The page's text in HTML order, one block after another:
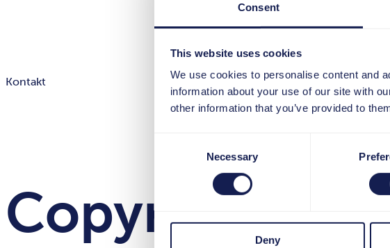
Consent
This website uses cookies
We use cookies to personalise content and
information about your use of our site with
other information that you’ve provided to
Necessary
Deny
Kontakt
Copyright